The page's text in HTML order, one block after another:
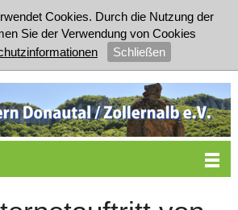
Cookies. Durch die Nutzung der
Sie der Verwendung von Cookies
Schließen